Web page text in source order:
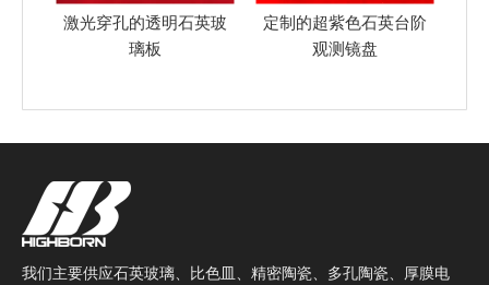
定制的超紫色石英台阶
观测镜盘
定制的高透明抛光穿孔
石英玻璃微孔
我们主要供应石英玻璃、比色皿、精密陶瓷、多孔陶瓷、厚膜电